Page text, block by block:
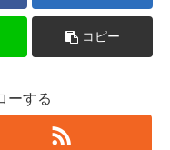
コピー
ーする